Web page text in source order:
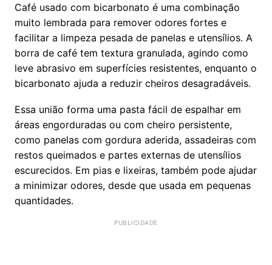
Café usado com bicarbonato é uma combinação
muito lembrada para remover odores fortes e
facilitar a limpeza pesada de panelas e utensílios. A
borra de café tem textura granulada, agindo como
leve abrasivo em superfícies resistentes, enquanto o
bicarbonato ajuda a reduzir cheiros desagradáveis.
Essa união forma uma pasta fácil de espalhar em
áreas engorduradas ou com cheiro persistente,
como panelas com gordura aderida, assadeiras com
restos queimados e partes externas de utensílios
escurecidos. Em pias e lixeiras, também pode ajudar
a minimizar odores, desde que usada em pequenas
quantidades.